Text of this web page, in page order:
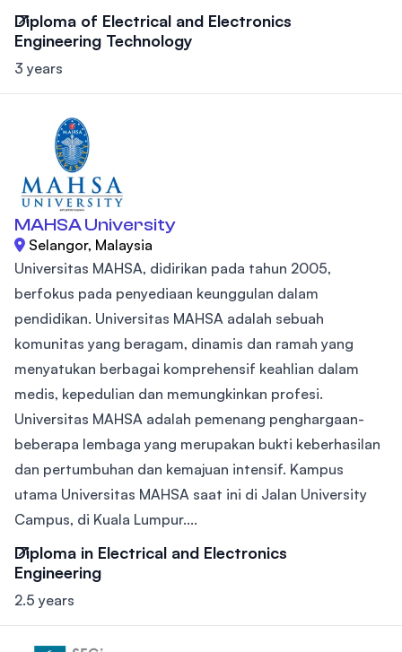
Diploma of Electrical and Electronics
Engineering Technology
3 years
MAHSA University
Selangor, Malaysia
Universitas MAHSA, didirikan pada tahun 2005,
berfokus pada penyediaan keunggulan dalam
pendidikan. Universitas MAHSA adalah sebuah
komunitas yang beragam, dinamis dan ramah yang
menyatukan berbagai komprehensif keahlian dalam
medis, kepedulian dan memungkinkan profesi.
Universitas MAHSA adalah pemenang penghargaan-
beberapa lembaga yang merupakan bukti keberhasilan
dan pertumbuhan dan kemajuan intensif. Kampus
utama Universitas MAHSA saat ini di Jalan University
Campus, di Kuala Lumpur....
Diploma in Electrical and Electronics
Engineering
2.5 years